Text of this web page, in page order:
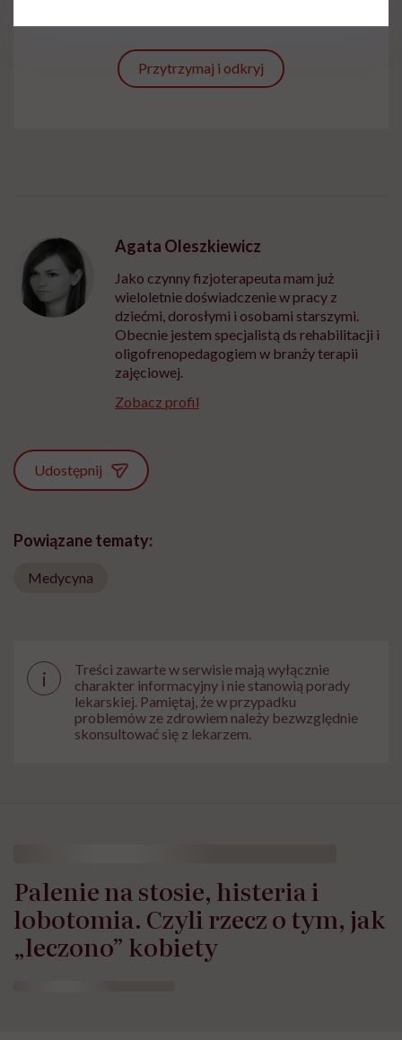
Przytrzymaj i odkryj
Agata Oleszkiewicz
Jako czynny fizjoterapeuta mam już
wieloletnie doświadczenie w pracy z
dziećmi, dorosłymi i osobami starszymi.
Obecnie jestem specjalistą ds rehabilitacji i
oligofrenopedagogiem w branży terapii
zajęciowej.
Zobacz profil
Udostępnij
Powiązane tematy:
Medycyna
i
Treści zawarte w serwisie mają wyłącznie
charakter informacyjny i nie stanowią porady
lekarskiej. Pamiętaj, że w przypadku
problemów ze zdrowiem należy bezwzględnie
skonsultować się z lekarzem.
Palenie na stosie, histeria i
lobotomia. Czyli rzecz o tym, jak
„leczono” kobiety